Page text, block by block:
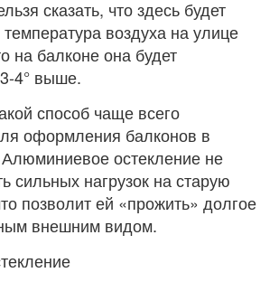
сказать, что здесь будет
воздуха на улице
на балконе она будет
4° выше.
способ чаще всего
оформления балконов в
остекление не
сильных нагрузок на старую
позволит ей «прожить» долгое
внешним видом.